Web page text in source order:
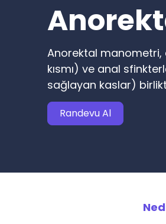
Anorektal manometri,
kısmı) ve anal
sağlayan kaslar)
Randevu Al